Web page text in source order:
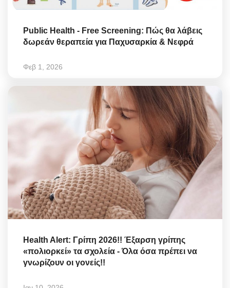
Public Health - Free Screening: Πώς θα λάβεις
δωρεάν θεραπεία για Παχυσαρκία & Νεφρά
Φεβ 1, 2026
Health Alert: Γρίπη 2026!! Έξαρση γρίπης
«πολιορκεί» τα σχολεία - Όλα όσα πρέπει να
γνωρίζουν οι γονείς!!